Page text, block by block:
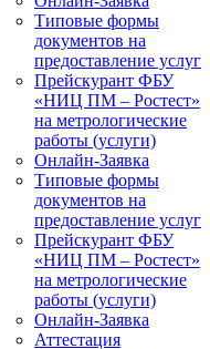
Типовые формы
документов на
предоставление услуг
Прейскурант ФБУ
«НИЦ ПМ – Ростест»
на метрологические
работы (услуги)
Онлайн-Заявка
Типовые формы
документов на
предоставление услуг
Прейскурант ФБУ
«НИЦ ПМ – Ростест»
на метрологические
работы (услуги)
Онлайн-Заявка
Аттестация